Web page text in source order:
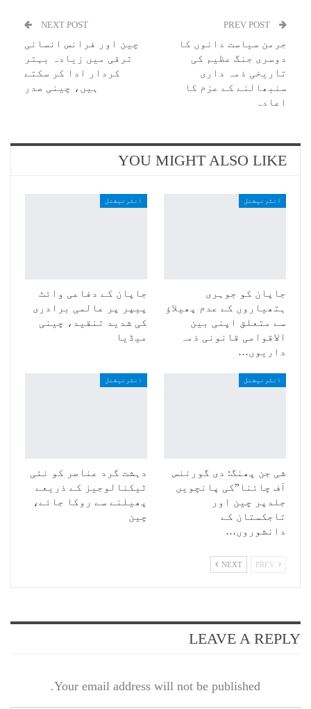
جرمن سیاست دانوں کا
دوسری جنگ عظیم کی
تاریخی ذمہ داری
سنبھالنے کے عزم کا
اعادہ
NEXT POST
چین اور فرانس انسانی
ترقی میں زیادہ بہتر
کردار ادا کر سکتے
ہیں، چینی صدر
YOU MIGHT ALSO LIKE
انٹرنیشنل
جاپان کو جوہری
ہتھیاروں کے عدم پھیلاؤ
سے متعلق اپنی بین
الاقوامی قانونی ذمہ
داریوں…
انٹرنیشنل
جاپان کے دفاعی وائٹ
پیپر پر عالمی برادری
کی شدید تنقید، چینی
میڈیا
انٹرنیشنل
شی جن پھنگ: دی گورننس
آف چائنا”کی پانچویں
جلدپر چین اور
تاجکستان کے
دانشوروں…
انٹرنیشنل
دہشت گرد عناصر کو نئی
ٹیکنالوجیز کے ذریعے
پھیلنے سے روکا جائے،
چین
NEXT
LEAVE A REPLY
Your email address will not be published.